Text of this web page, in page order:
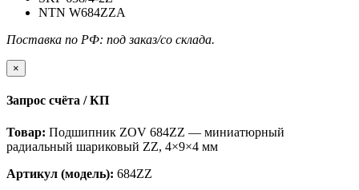
NTN W684ZZA
Поставка по РФ: под заказ/со склада.
×
Запрос счёта / КП
Товар: Подшипник ZOV 684ZZ — миниатюрный
радиальный шариковый ZZ, 4×9×4 мм
Артикул (модель): 684ZZ